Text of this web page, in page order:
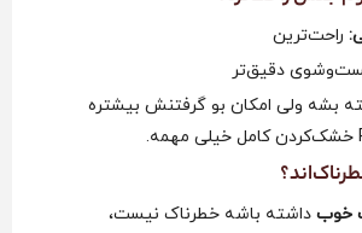
راحت‌ترین
دقیق‌تر
بشه ولی امکان بو گرفتنش بیشتره
خوب داشته باشه خطرناک نیست،